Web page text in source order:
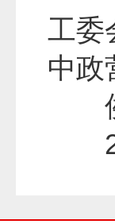
工委
中政
侯